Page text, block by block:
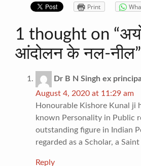
Print
1 thought on “
आंदोलन के नल-नील”
Dr B N Singh ex
August 4, 2020 at 11:29 am
Honourable Kishore Kunal ji
known Personality in Public
outstanding figure in Indian
regarded as a Scholar, a
Reply